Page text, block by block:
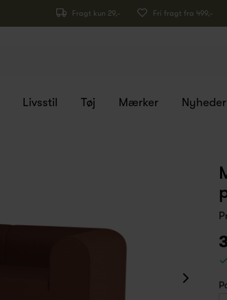
Fragt kun 29,- Fri fragt fra 499,-
Livsstil Tøj Mærker Nyheder